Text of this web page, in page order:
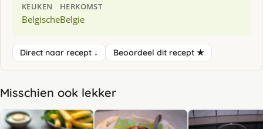
KEUKEN
Belgische
HERKOMST
Belgie
Direct naar recept ↓ Beoordeel dit recept ★
Misschien ook lekker